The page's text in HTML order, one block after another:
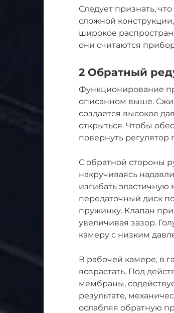
Следует признать,
сложной
широкое
они считаются
2 Обратный
Функционирование
описанном выше.
создается высокое
открыться. Чтобы
повернуть
С обратной стороны
накручиваясь
изгибать
передаточный диск
пружинку. Клапан
увеличивая зазор.
камеру с низким
В рабочей камере, в
возрастать. Под
мембраны,
результате,
ослабляя обратную